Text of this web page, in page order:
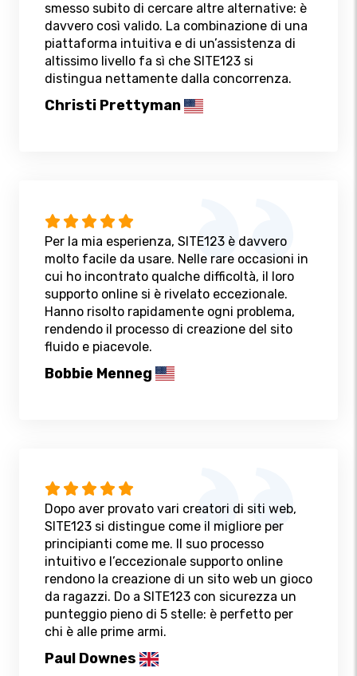
smesso subito di cercare altre alternative: è
davvero così valido. La combinazione di una
piattaforma intuitiva e di un’assistenza di
altissimo livello fa sì che SITE123 si
distingua nettamente dalla concorrenza.
Christi Prettyman
Per la mia esperienza, SITE123 è davvero
molto facile da usare. Nelle rare occasioni in
cui ho incontrato qualche difficoltà, il loro
supporto online si è rivelato eccezionale.
Hanno risolto rapidamente ogni problema,
rendendo il processo di creazione del sito
fluido e piacevole.
Bobbie Menneg
Dopo aver provato vari creatori di siti web,
SITE123 si distingue come il migliore per
principianti come me. Il suo processo
intuitivo e l’eccezionale supporto online
rendono la creazione di un sito web un gioco
da ragazzi. Do a SITE123 con sicurezza un
punteggio pieno di 5 stelle: è perfetto per
chi è alle prime armi.
Paul Downes